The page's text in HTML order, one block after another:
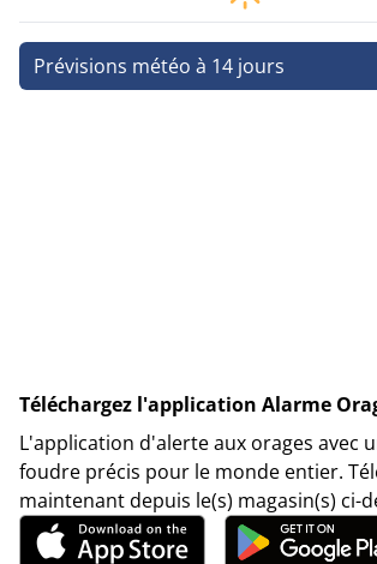
Prévisions météo à 14 jours
Téléchargez l'application Alarme
L'application d'alerte aux orages avec
foudre précis pour le monde entier.
maintenant depuis le(s) magasin(s) ci-